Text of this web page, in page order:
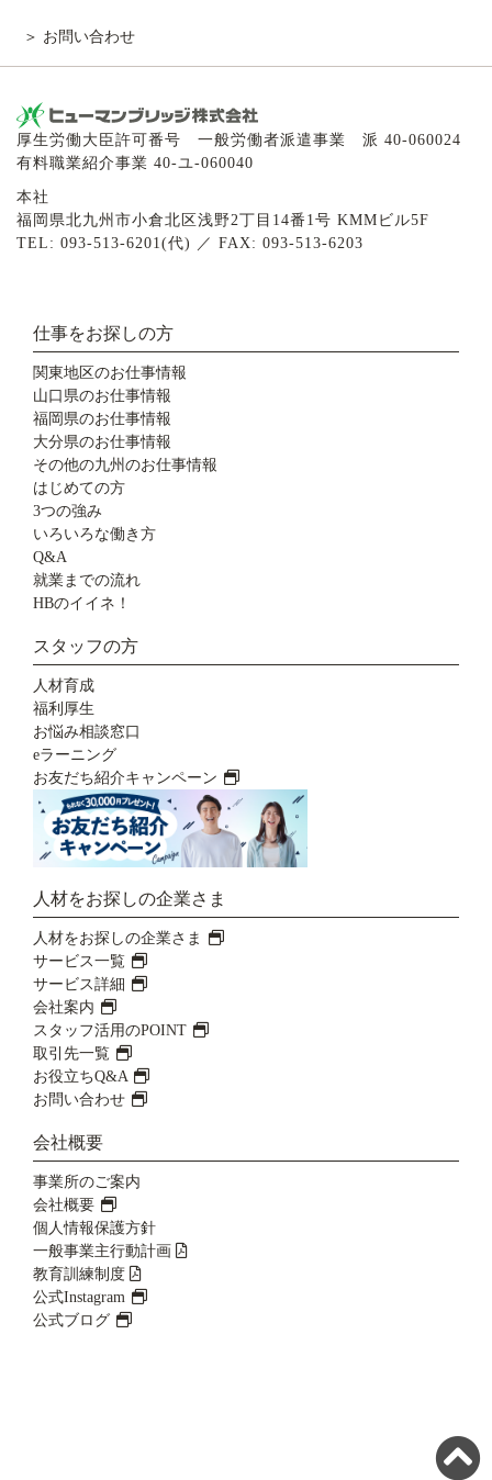
お問い合わせ
厚生労働大臣許可番号 一般労働者派遣事業 派 40-060024
有料職業紹介事業 40-ユ-060040
本社
福岡県北九州市小倉北区浅野2丁目14番1号 KMMビル5F
TEL: 093-513-6201(代) ／ FAX: 093-513-6203
仕事をお探しの方
関東地区のお仕事情報
山口県のお仕事情報
福岡県のお仕事情報
大分県のお仕事情報
その他の九州のお仕事情報
はじめての方
3つの強み
いろいろな働き方
Q&A
就業までの流れ
HBのイイネ！
スタッフの方
人材育成
福利厚生
お悩み相談窓口
eラーニング
お友だち紹介キャンペーン
人材をお探しの企業さま
人材をお探しの企業さま
サービス一覧
サービス詳細
会社案内
スタッフ活用のPOINT
取引先一覧
お役立ちQ&A
お問い合わせ
会社概要
事業所のご案内
会社概要
個人情報保護方針
一般事業主行動計画
教育訓練制度
公式Instagram
公式ブログ